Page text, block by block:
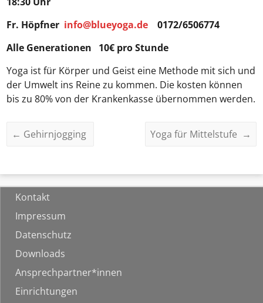
Fr. Höpfner info@blueyoga.de 0172/6506774
Alle Generationen 10€ pro Stunde
Yoga ist für Körper und Geist eine Methode mit sich und
der Umwelt ins Reine zu kommen. Die kosten können
bis zu 80% von der Krankenkasse übernommen werden.
← Gehirnjogging Yoga für Mittelstufe →
Kontakt
Impressum
Datenschutz
Downloads
Ansprechpartner*innen
Einrichtungen